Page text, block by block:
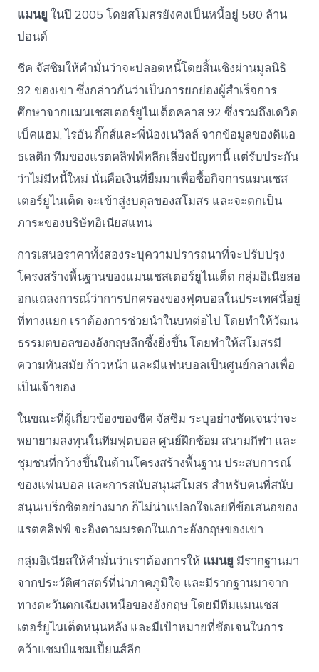
แมนยูในปี 2005 โดยสโมสรยังคงเป็นหนี้อยู่ 580 ล้าน
ปอนด์
ชีค จัสซิมให้คำมั่นว่าจะปลอดหนี้โดยสิ้นเชิงผ่านมูลนิธิ
92 ของเขา ซึ่งกล่าวกันว่าเป็นการยกย่องผู้สำเร็จการ
ศึกษาจากแมนเชสเตอร์ยูไนเต็ดคลาส 92 ซึ่งรวมถึงเดวิด
เบ็คแฮม, ไรอัน กิ๊กส์และพี่น้องเนวิลล์ จากข้อมูลของดิแอ
ธเลติก ทีมของแรตคลิฟฟ์หลีกเลี่ยงปัญหานี้ แต่รับประกัน
ว่าไม่มีหนี้ใหม่ นั่นคือเงินที่ยืมมาเพื่อซื้อกิจการแมนเชส
เตอร์ยูไนเต็ด จะเข้าสู่งบดุลของสโมสร และจะตกเป็น
ภาระของบริษัทอิเนียสแทน
การเสนอราคาทั้งสองระบุความปรารถนาที่จะปรับปรุง
โครงสร้างพื้นฐานของแมนเชสเตอร์ยูไนเต็ด กลุ่มอิเนียสอ
อกแถลงการณ์ว่าการปกครองของฟุตบอลในประเทศนี้อยู่
ที่ทางแยก เราต้องการช่วยนำในบทต่อไป โดยทำให้วัฒน
ธรรมตบอลของอังกฤษลึกซึ้งยิ่งขึ้น โดยทำให้สโมสรมี
ความทันสมัย ​​ก้าวหน้า และมีแฟนบอลเป็นศูนย์กลางเพื่อ
เป็นเจ้าของ
ในขณะที่ผู้เกี่ยวข้องของชีค จัสซิม ระบุอย่างชัดเจนว่าจะ
พยายามลงทุนในทีมฟุตบอล ศูนย์ฝึกซ้อม สนามกีฬา และ
ชุมชนที่กว้างขึ้นในด้านโครงสร้างพื้นฐาน ประสบการณ์
ของแฟนบอล และการสนับสนุนสโมสร สำหรับคนที่สนับ
สนุนเบร็กซิตอย่างมาก ก็ไม่น่าแปลกใจเลยที่ข้อเสนอของ
แรตคลิฟฟ์ จะอิงตามมรดกในเกาะอังกฤษของเขา
กลุ่มอิเนียสให้คำมั่นว่าเราต้องการให้ แมนยู มีรากฐานมา
จากประวัติศาสตร์ที่น่าภาคภูมิใจ และมีรากฐานมาจาก
ทางตะวันตกเฉียงเหนือของอังกฤษ โดยมีทีมแมนเชส
เตอร์ยูไนเต็ดหนุนหลัง และมีเป้าหมายที่ชัดเจนในการ
คว้าแชมป์แชมเปี้ยนส์ลีก